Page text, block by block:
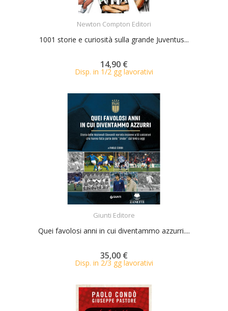
Newton Compton Editori
1001 storie e curiosità sulla grande Juventus...
14,90 €
Disp. in 1/2 gg lavorativi
Giunti Editore
Quei favolosi anni in cui diventammo azzurri....
35,00 €
Disp. in 2/3 gg lavorativi